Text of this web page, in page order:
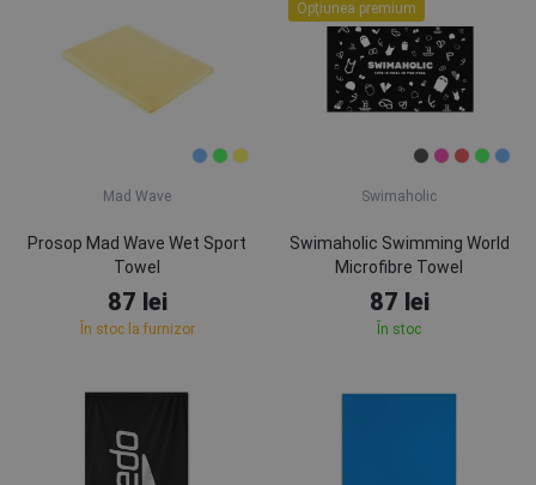
Mad Wave
Prosop Mad Wave Wet Sport
Towel
87 lei
În stoc la furnizor
Opţiunea premium
Swimaholic
Swimaholic Swimming World
Microfibre Towel
87 lei
În stoc